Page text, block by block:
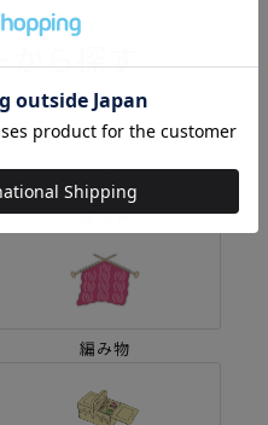
から探す
キット
編み物